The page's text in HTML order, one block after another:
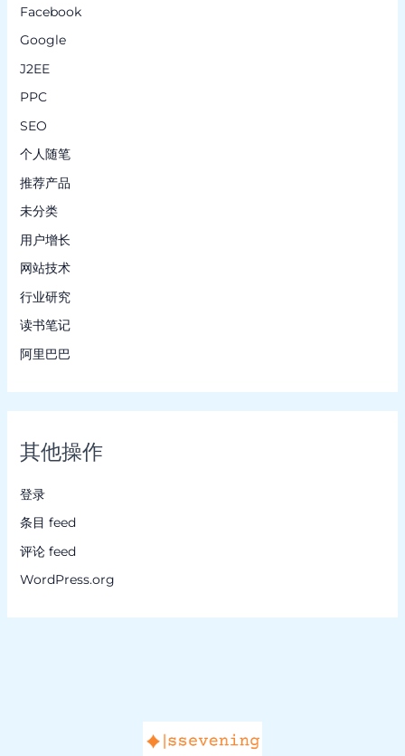
Facebook
Google
J2EE
PPC
SEO
个人随笔
推荐产品
未分类
用户增长
网站技术
行业研究
读书笔记
阿里巴巴
其他操作
登录
条目 feed
评论 feed
WordPress.org